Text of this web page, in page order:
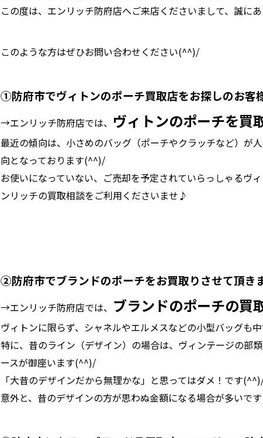
この度は、エンリッチ防府店へご来店くださいまして、誠に
このような方はぜひお問い合わせください(^^)/
①防府市でヴィトンのポーチ買取店をお探しのお客
→エンリッチ防府店では、 ヴィトンのポーチを買
最近の傾向は、小さめのバッグ（ポーチやクラッチなど）が
向となっております(^^)/
お使いになっていない、ご売却を予定されていらっしゃるヴ
ンリッチの買取相談をご利用くださいませ♪
②防府市でブランドのポーチをお買取りさせて頂き
→エンリッチ防府店では、 ブランドのポーチの買
ヴィトンに限らず、シャネルやエルメスなどの小型バッグも
特に、昔のライン（デザイン）の場合は、ヴィンテージの部
ースが御座います(^^)/
「大昔のデザインだから無理かな」と思ってはダメ！です
意外と、昔のデザインの方が思わぬ金額になる場合が多いで